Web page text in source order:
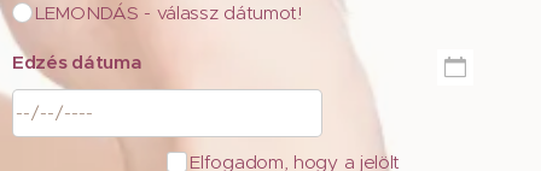
LEMONDÁS - válassz dátumot!
Edzés dátuma
Elfogadom, hogy a jelölt